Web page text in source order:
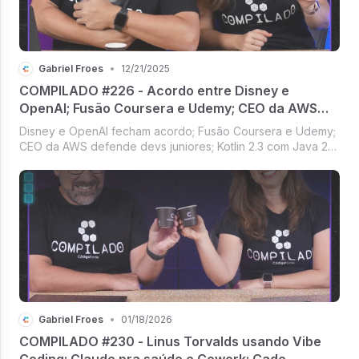
Gabriel Froes • 12/21/2025
COMPILADO #226 - Acordo entre Disney e
OpenAI; Fusão Coursera e Udemy; CEO da AWS
defende devs jr; Kotlin 2.3 com Java 25; Instagram
Reels para TVs
Disney e OpenAI fecham acordo; Fusão Coursera e Udemy;
CEO da AWS defende devs juniores; Kotlin 2.3 com Java 25;
Gabriel Froes • 01/18/2026
COMPILADO #230 - Linus Torvalds usando Vibe